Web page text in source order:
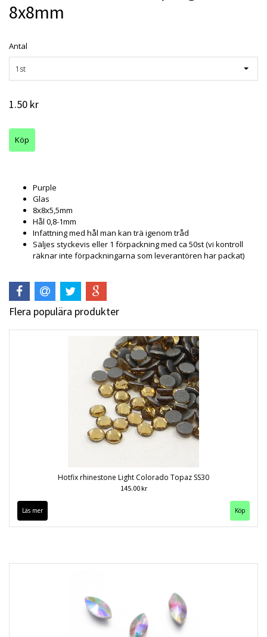
8x8mm
Antal
1st
1.50 kr
Purple
Glas
8x8x5,5mm
Hål 0,8-1mm
Infattning med hål man kan trä igenom tråd
Säljes styckevis eller 1 förpackning med ca 50st (vi kontroll
räknar inte förpackningarna som leverantören har packat)
Flera populära produkter
Hotfix rhinestone Light Colorado Topaz SS30
145.00 kr
Läs mer Köp